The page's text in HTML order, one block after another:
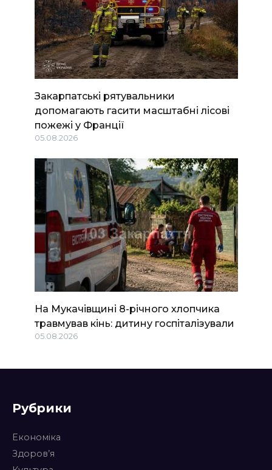
Закарпатські рятувальники
допомагають гасити масштабні лісові
пожежі у Франції
05.08.2026
На Мукачівщині 8-річного хлопчика
травмував кінь: дитину госпіталізували
05.08.2026
Рубрики
Економіка
Здоров’я